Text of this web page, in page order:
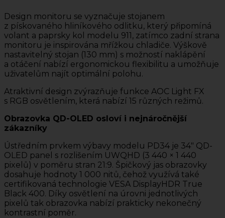
Design monitoru se vyznačuje stojanem
z pískovaného hliníkového odlitku, který připomíná
volant a paprsky kol modelu 911, zatímco zadní strana
monitoru je inspirována mřížkou chladiče. Výškově
nastavitelný stojan (130 mm) s možností naklápění
a otáčení nabízí ergonomickou flexibilitu a umožňuje
uživatelům najít optimální polohu.
Atraktivní design zvýrazňuje funkce AOC Light FX
s RGB osvětlením, která nabízí 15 různých režimů.
Obrazovka QD-OLED osloví i nejnáročnější
zákazníky
Ústředním prvkem výbavy modelu PD34 je 34″ QD-
OLED panel s rozlišením UWQHD (3 440 × 1 440
pixelů) v poměru stran 21:9. Špičkový jas obrazovky
dosahuje hodnoty 1 000 nitů, čehož využívá také
certifikovaná technologie VESA DisplayHDR True
Black 400. Díky osvětlení na úrovni jednotlivých
pixelů tak obrazovka nabízí prakticky nekonečný
kontrastní poměr.